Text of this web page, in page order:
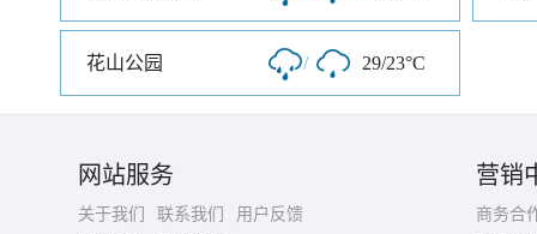
花山公园 / 29/23°C
网站服务
关于我们 联系我们
用户反馈
营销
商务合